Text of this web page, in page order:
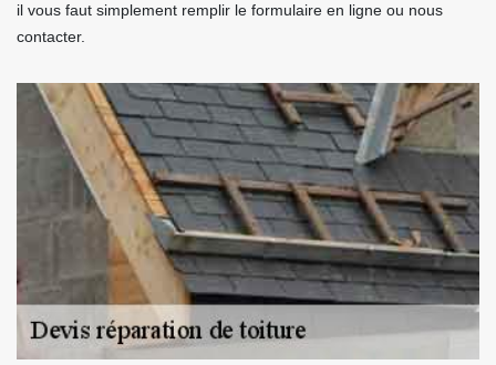
il vous faut simplement remplir le formulaire en ligne ou nous
contacter.